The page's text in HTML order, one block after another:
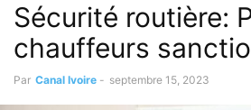
Sécurité routière:
chauffeurs
Par Canal Ivoire - septembre 15, 2023